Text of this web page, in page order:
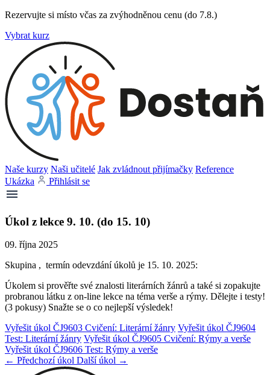
Rezervujte si místo včas za zvýhodněnou cenu (do 7.8.)
Vybrat kurz
Naše kurzy Naši učitelé Jak zvládnout přijímačky Reference
Ukázka
Přihlásit se
Úkol z lekce 9. 10. (do 15. 10)
09. října 2025
Skupina , termín odevzdání úkolů je 15. 10. 2025:
Úkolem si prověřte své znalosti literárních žánrů a také si zopakujte
probranou látku z on-line lekce na téma verše a rýmy. Dělejte i testy!
(3 pokusy) Snažte se o co nejlepší výsledek!
Vyřešit úkol ČJ9603 Cvičení: Literární žánry Vyřešit úkol ČJ9604
Test: Literární žánry Vyřešit úkol ČJ9605 Cvičení: Rýmy a verše
Vyřešit úkol ČJ9606 Test: Rýmy a verše
← Předchozí úkol Další úkol →